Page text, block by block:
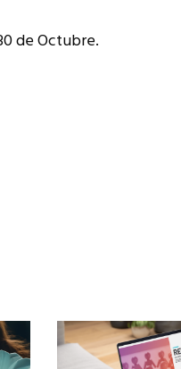
de Octubre.